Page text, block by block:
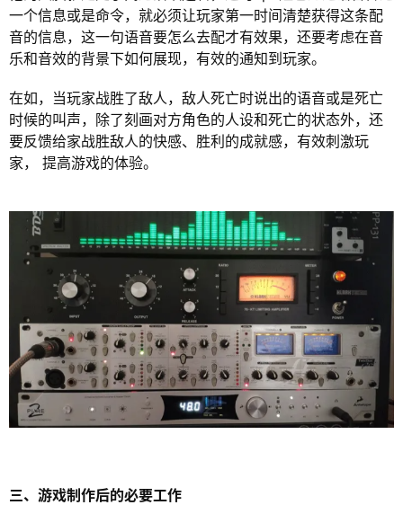
一个信息或是命令，就必须让玩家第一时间清楚获得这条配
音的信息，这一句语音要怎么去配才有效果，还要考虑在音
乐和音效的背景下如何展现，有效的通知到玩家。
在如，当玩家战胜了敌人，敌人死亡时说出的语音或是死亡
时候的叫声，除了刻画对方角色的人设和死亡的状态外，还
要反馈给家战胜敌人的快感、胜利的成就感，有效刺激玩
家， 提高游戏的体验。
三、游戏制作后的必要工作